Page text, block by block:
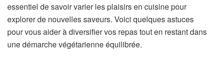
essentiel de savoir varier les plaisirs en cuisine pour
explorer de nouvelles saveurs. Voici quelques astuces
pour vous aider à diversifier vos repas tout en restant dans
une démarche végétarienne équilibrée.